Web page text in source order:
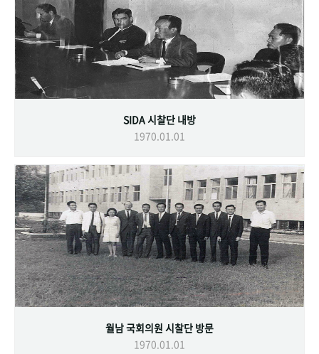
SIDA 시찰단 내방
1970.01.01
월남 국회의원 시찰단 방문
1970.01.01